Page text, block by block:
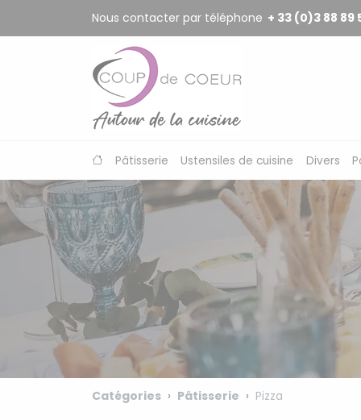
Nous contacter par téléphone + 33 (0)3 88 89
Pâtisserie Ustensiles de cuisine Divers
Catégories Pâtisserie Pizza
Panneau de gestion des cookies